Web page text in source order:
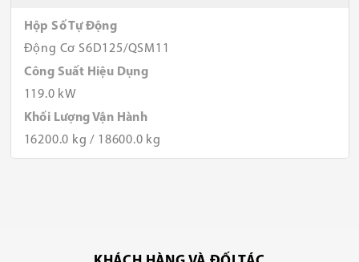
Hộp Số Tự Động
Động Cơ S6D125/QSM11
Công Suất Hiệu Dụng
119.0 kW
Khối Lượng Vận Hành
16200.0 kg / 18600.0 kg